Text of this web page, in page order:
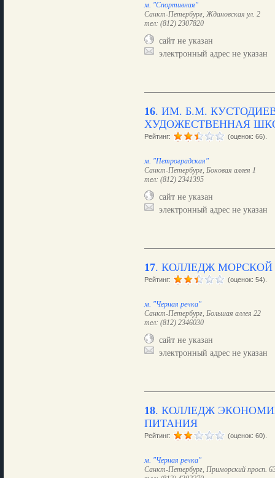
м. "Спортивная"
Санкт-Петербург, Ждановская ул. 2
тел: (812) 2307820
сайт не указан
электронный адрес не указан
16. ИМ. Б.М.
ХУДОЖЕСТВЕННАЯ
Рейтинг: (оценок: 66).
м. "Петроградская"
Санкт-Петербург, Боковая аллея 1
тел: (812) 2341395
сайт не указан
электронный адрес не указан
17. КОЛЛЕДЖ
Рейтинг: (оценок: 54).
м. "Черная речка"
Санкт-Петербург, Большая аллея 22
тел: (812) 2346030
сайт не указан
электронный адрес не указан
18. КОЛЛЕДЖ
ПИТАНИЯ
Рейтинг: (оценок: 60).
м. "Черная речка"
Санкт-Петербург, Приморский просп.